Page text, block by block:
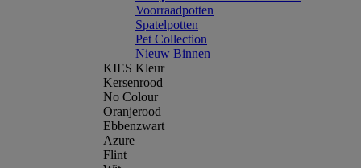
Voorraadpotten
Spatelpotten
Pet Collection
Nieuw Binnen
KIES Kleur
Kersenrood
No Colour
Oranjerood
Ebbenzwart
Azure
Flint